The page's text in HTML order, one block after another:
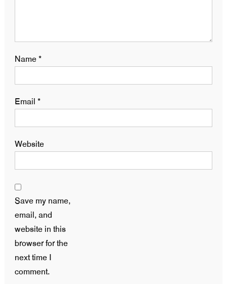
Name*
Email *
Website
Save my name,
email, and
website in this
browser for the
next time I
comment.